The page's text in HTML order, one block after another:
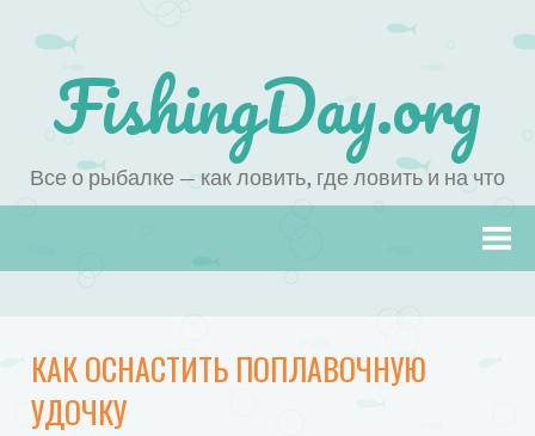
FishingDay.org
Все о рыбалке — как ловить, где ловить и на что
КАК ОСНАСТИТЬ ПОПЛАВОЧНУЮ
УДОЧКУ